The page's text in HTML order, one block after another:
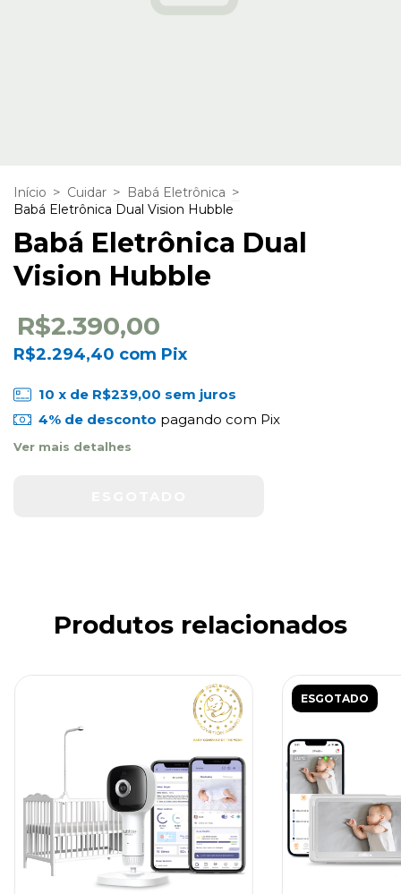
Início > Cuidar > Babá Eletrônica >
Babá Eletrônica Dual Vision Hubble
Babá Eletrônica Dual
Vision Hubble
R$2.390,00
R$2.294,40 com Pix
10 x de R$239,00 sem juros
4% de desconto pagando com Pix
Ver mais detalhes
Produtos relacionados
ESGOTADO